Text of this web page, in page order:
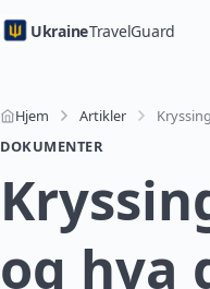
UkraineTravelGuard
Hjem Artikler
DOKUMENTER
og hva